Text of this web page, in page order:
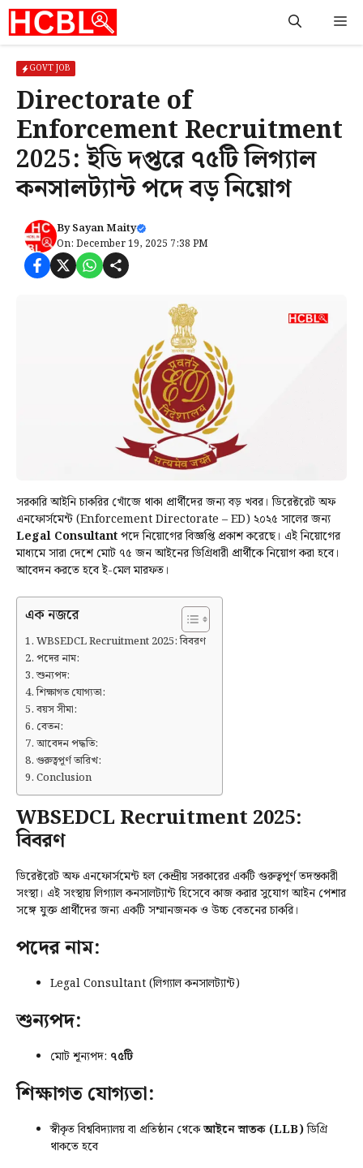
Skip
content
GOVT JOB
Directorate of
Enforcement Recruitment
2025: ইডি দপ্তরে ৭৫টি লিগ্যাল
কনসালট্যান্ট পদে বড় নিয়োগ
BySayan Maity
On: December 19, 2025 7:38 PM
সরকারি আইনি চাকরির খোঁজে থাকা প্রার্থীদের জন্য বড় খবর। ডিরেক্টরেট অফ
এনফোর্সমেন্ট (Enforcement Directorate – ED) ২০২৫ সালের জন্য
Legal Consultantপদে নিয়োগের বিজ্ঞপ্তি প্রকাশ করেছে। এই নিয়োগের
মাধ্যমে সারা দেশে মোট ৭৫ জন আইনের ডিগ্রিধারী প্রার্থীকে নিয়োগ করা হবে।
আবেদন করতে হবে ই-মেল মারফত।
এক নজরে
WBSEDCL Recruitment 2025: বিবরণ
পদের নাম:
শুন্যপদ:
শিক্ষাগত যোগ্যতা:
বয়স সীমা:
বেতন:
আবেদন পদ্ধতি:
গুরুত্বপূর্ণ তারিখ:
Conclusion
WBSEDCL Recruitment 2025:
বিবরণ
ডিরেক্টরেট অফ এনফোর্সমেন্ট হল কেন্দ্রীয় সরকারের একটি গুরুত্বপূর্ণ তদন্তকারী
সংস্থা। এই সংস্থায় লিগ্যাল কনসালট্যান্ট হিসেবে কাজ করার সুযোগ আইন পেশার
সঙ্গে যুক্ত প্রার্থীদের জন্য একটি সম্মানজনক ও উচ্চ বেতনের চাকরি।
পদের নাম:
Legal Consultant (লিগ্যাল কনসালট্যান্ট)
শুন্যপদ:
মোট শূন্যপদ: ৭৫টি
শিক্ষাগত যোগ্যতা:
স্বীকৃত বিশ্ববিদ্যালয় বা প্রতিষ্ঠান থেকেআইনে স্নাতক (LLB)ডিগ্রি
থাকতে হবে